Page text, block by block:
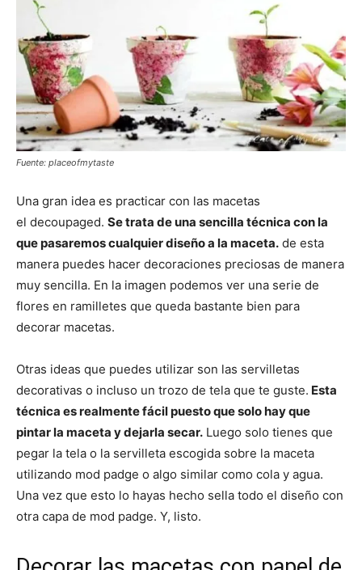
Fuente: placeofmytaste
Una gran idea es practicar con las macetas
el decoupaged. Se trata de una sencilla técnica con la
que pasaremos cualquier diseño a la maceta. de esta
manera puedes hacer decoraciones preciosas de manera
muy sencilla. En la imagen podemos ver una serie de
flores en ramilletes que queda bastante bien para
decorar macetas.
Otras ideas que puedes utilizar son las servilletas
decorativas o incluso un trozo de tela que te guste. Esta
técnica es realmente fácil puesto que solo hay que
pintar la maceta y dejarla secar. Luego solo tienes que
pegar la tela o la servilleta escogida sobre la maceta
utilizando mod padge o algo similar como cola y agua.
Una vez que esto lo hayas hecho sella todo el diseño con
otra capa de mod padge. Y, listo.